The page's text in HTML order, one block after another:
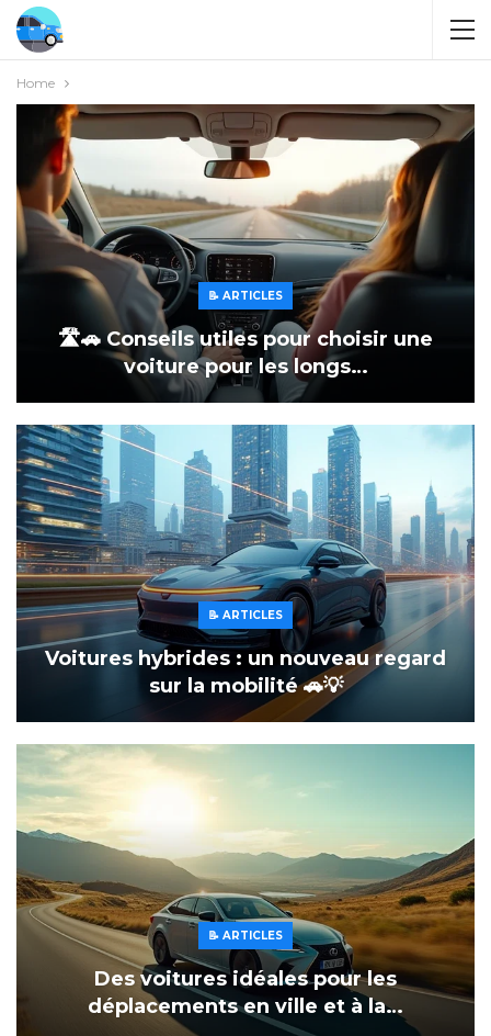
Home
📝 ARTICLES
🛣️🚗 Conseils utiles pour choisir une
voiture pour les longs…
📝 ARTICLES
Voitures hybrides : un nouveau regard
sur la mobilité 🚗💡
📝 ARTICLES
Des voitures idéales pour les
déplacements en ville et à la…